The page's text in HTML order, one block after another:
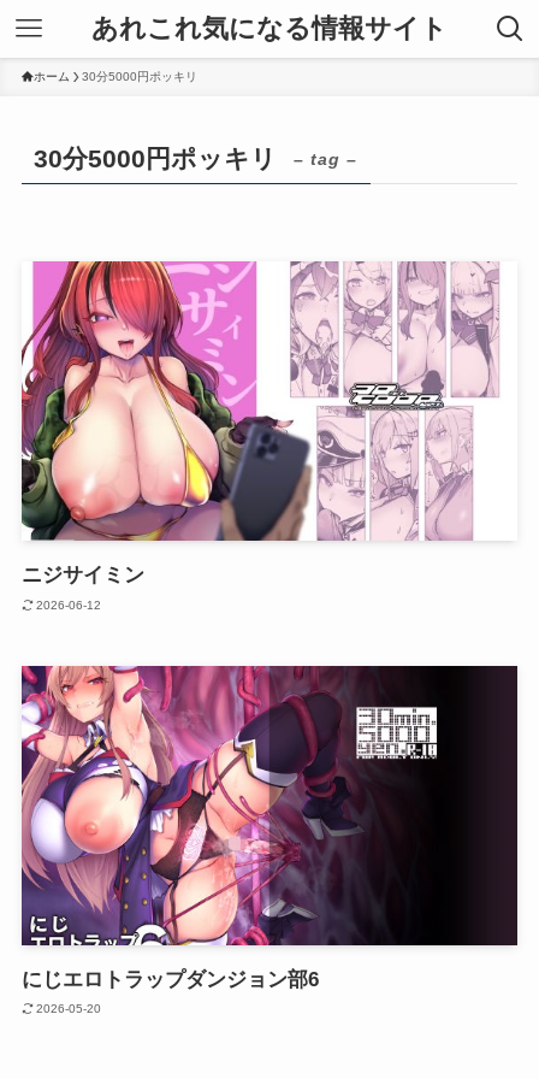
あれこれ気になる情報サイト
ホーム 30分5000円ポッキリ
30分5000円ポッキリ – tag –
ニジサイミン
2026-06-12
にじエロトラップダンジョン部6
2026-05-20